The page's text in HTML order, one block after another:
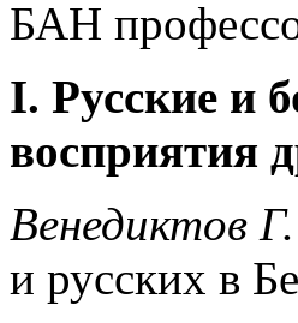
БАН
I. Русские и
восприятия
Венедиктов
и русских в